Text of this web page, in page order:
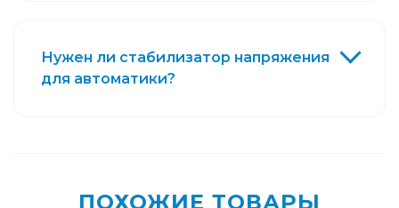
Нужен ли стабилизатор напряжения
для автоматики?
ПОХОЖИЕ ТОВАРЫ